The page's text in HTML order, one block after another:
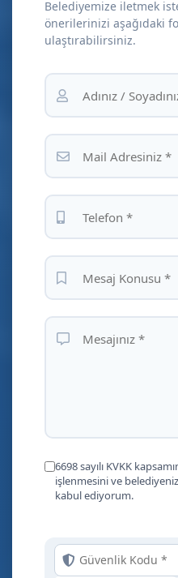
Belediyemize iletmek
önerilerinizi aşağıdaki
ulaştırabilirsiniz.
6698 sayılı KVKK
işlenmesini ve
kabul ediyorum.